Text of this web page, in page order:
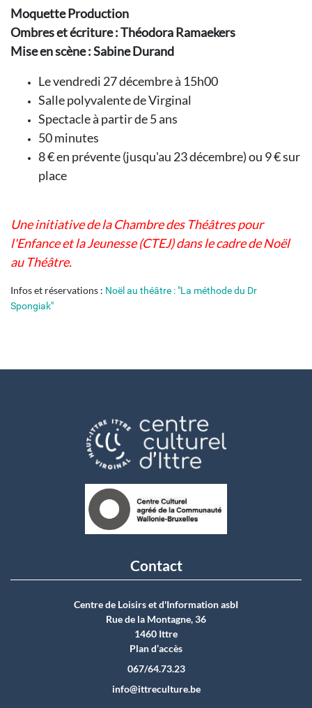
Moquette Production
Ombres et écriture : Théodora Ramaekers
Mise en scène : Sabine Durand
Le vendredi 27 décembre à 15h00
Salle polyvalente de Virginal
Spectacle à partir de 5 ans
50 minutes
8 € en prévente (jusqu'au 23 décembre) ou 9 € sur
place
Une initiative de la Chambre des Théâtres pour
l'Enfance et la Jeunesse (CTEJ) dans le cadre de Noël
au Théâtre.
Infos et réservations : Noël au théâtre : "La méthode du Dr
Spongiak"
Contact
Centre de Loisirs et d'Information asbI
Rue de la Montagne, 36
1460 Ittre
Plan d’accès
067/64.73.23
info@ittreculture.be